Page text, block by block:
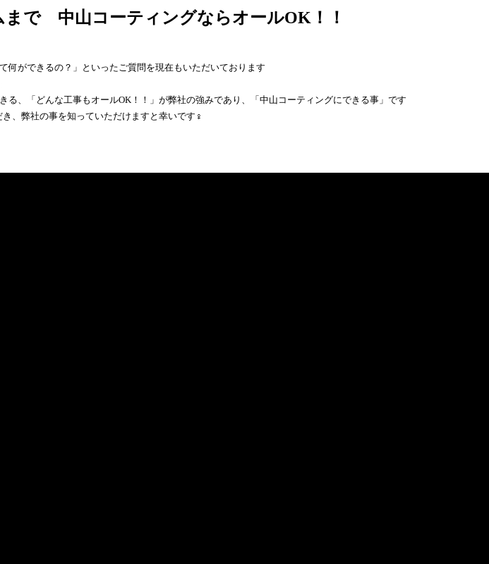
まで 中山コーティングならオールOK！！
何ができるの？」といったご質問を現在もいただいております
、「どんな工事もオールOK！！」が弊社の強みであり、「中山コーティングにできる事」です
、弊社の事を知っていただけますと幸いです‍♀️